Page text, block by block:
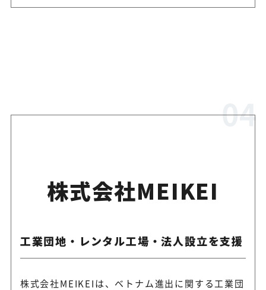
株式会社MEIKEI
工業団地・レンタル工場・法人設立を支援
株式会社MEIKEIは、ベトナム進出に関する工業団